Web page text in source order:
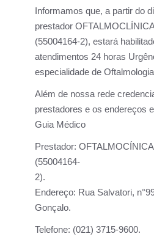
Informamos que, a partir do
prestador
(55004164-2), estará
atendimentos 24 horas
especialidade de
Além de nossa rede
prestadores e os endereços
Guia Médico
Prestador:
(55004164-
Endereço: Rua Salvatori,
Gonçalo.
Telefone: (021) 3715-9600.